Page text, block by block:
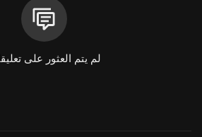
لم يتم العثور على